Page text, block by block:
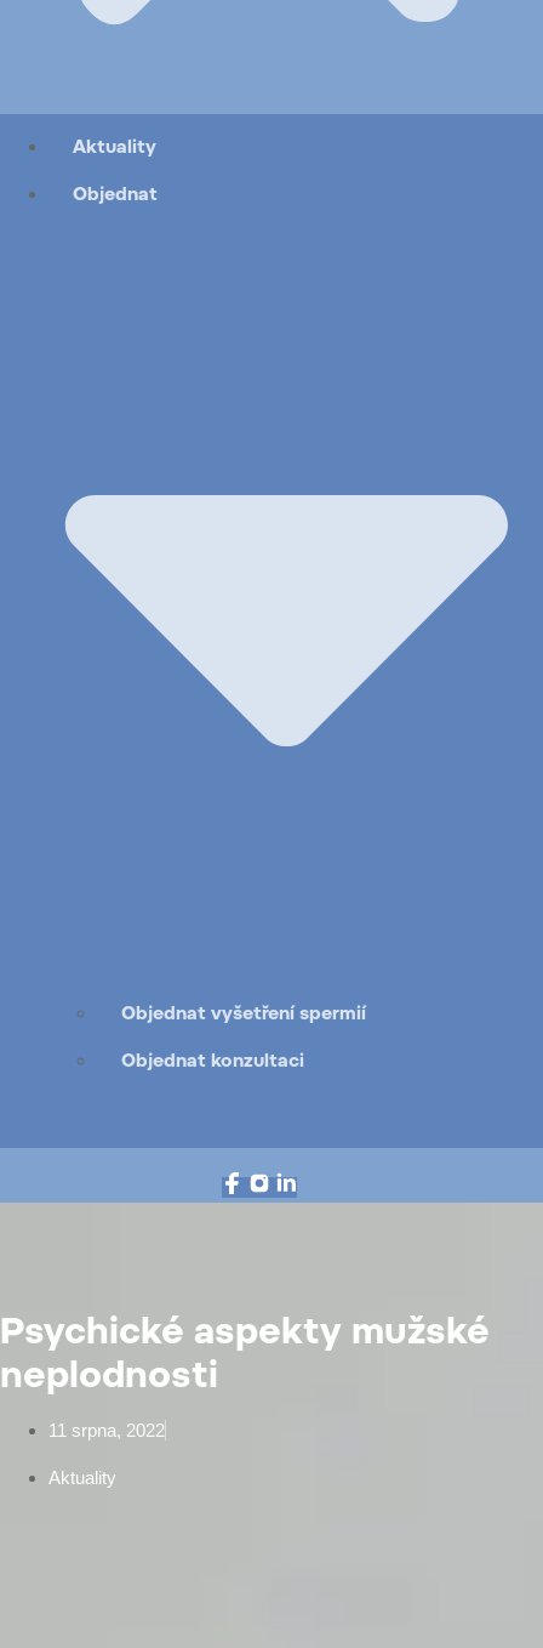
Aktuality
Objednat
Objednat vyšetření spermií
Objednat konzultaci
Psychické aspekty mužské
neplodnosti
11 srpna, 2022
Aktuality